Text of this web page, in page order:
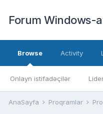
Forum Windows-
Browse
Onlayn istifadəçilər
Activity
AnaSayfa Proqramlar